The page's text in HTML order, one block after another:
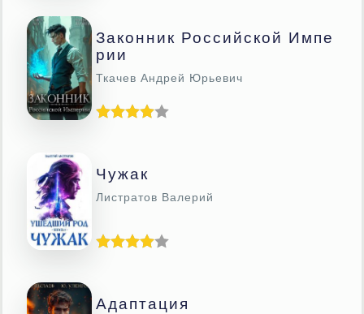
Законник Российской Импе
Рии
Ткачев Андрей Юрьевич
Чужак
Листратов Валерий
Адаптация